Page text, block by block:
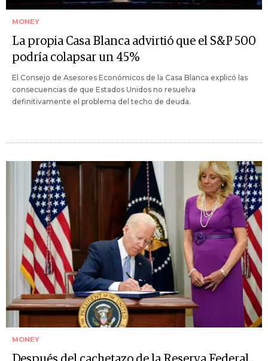
MONEY
La propia Casa Blanca advirtió que el S&P 500
podría colapsar un 45%
El Consejo de Asesores Económicos de la Casa Blanca explicó las
consecuencias de que Estados Unidos no resuelva
definitivamente el problema del techo de deuda.
MONEY